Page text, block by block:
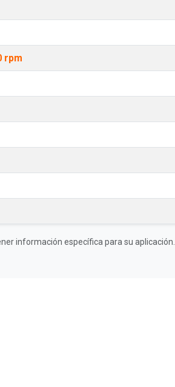
rpm
información específica para su aplicación.